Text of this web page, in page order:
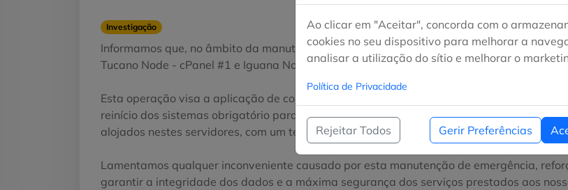
Investigação
Informamos que, no âmbito da manutenção preventiva e segurança da nossa rede,
Tucano Node - cPanel #1 e Iguana Node - SonicPanel #1, hoje, dia 03 de maio, com
Esta operação visa a aplicação de correções de segurança ao nível do Kernel
reinício dos sistemas obrigatório para a efetivação das medidas de proteção. Prevê-se
alojados nestes servidores, com um tempo estimado de indisponibilidade entre 10 a 15
Lamentamos qualquer inconveniente causado por esta manutenção de emergência,
garantir a integridade dos dados e a máxima segurança dos serviços prestados aos
Ao clicar em "Aceitar", concorda com o
cookies no seu dispositivo para melhorar a
analisar a utilização do sítio e melhorar o
Política de Privacidade
Rejeitar Todos Gerir Preferências